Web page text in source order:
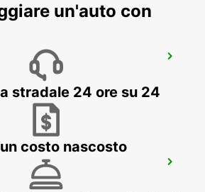
un'auto con
stradale 24 ore su 24
costo nascosto